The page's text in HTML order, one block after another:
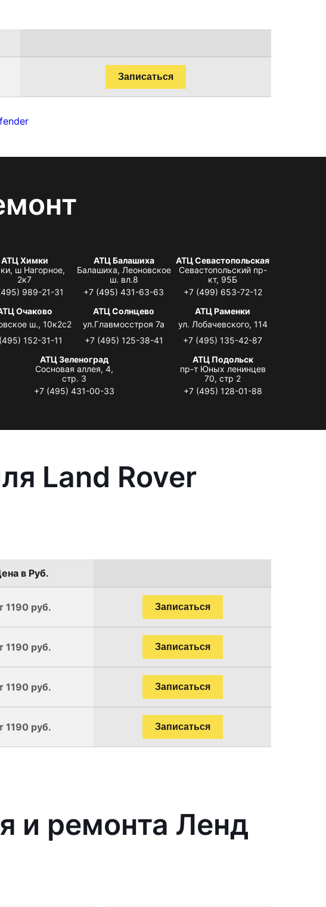
Записаться
АТЦ Химки
ш Нагорное,
2к7
989-21-31
АТЦ Балашиха
Балашиха, Леоновское
ш. вл.8
+7 (495) 431-63-63
АТЦ Севастопольская
Севастопольский пр-
кт, 95Б
+7 (499) 653-72-12
Очаково
ш., 10к2с2
152-31-11
АТЦ Солнцево
ул.Главмосстроя 7а
+7 (495) 125-38-41
АТЦ Раменки
ул. Лобачевского, 114
+7 (495) 135-42-87
АТЦ Зеленоград
Сосновая аллея, 4,
стр. 3
+7 (495) 431-00-33
АТЦ Подольск
пр-т Юных ленинцев
70, стр 2
+7 (495) 128-01-88
Land Rover
в Руб.
1190 руб. Записаться
1190 руб. Записаться
1190 руб. Записаться
1190 руб. Записаться
и ремонта Ленд